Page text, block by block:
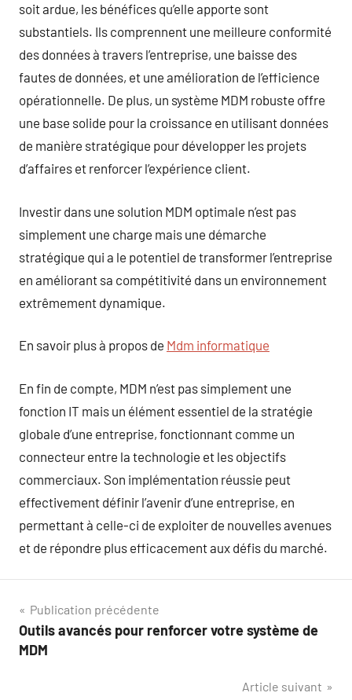
soit ardue, les bénéfices qu’elle apporte sont
substantiels. Ils comprennent une meilleure conformité
des données à travers l’entreprise, une baisse des
fautes de données, et une amélioration de l’efficience
opérationnelle. De plus, un système MDM robuste offre
une base solide pour la croissance en utilisant données
de manière stratégique pour développer les projets
d’affaires et renforcer l’expérience client.
Investir dans une solution MDM optimale n’est pas
simplement une charge mais une démarche
stratégique qui a le potentiel de transformer l’entreprise
en améliorant sa compétitivité dans un environnement
extrêmement dynamique.
En savoir plus à propos de Mdm informatique
En fin de compte, MDM n’est pas simplement une
fonction IT mais un élément essentiel de la stratégie
globale d’une entreprise, fonctionnant comme un
connecteur entre la technologie et les objectifs
commerciaux. Son implémentation réussie peut
effectivement définir l’avenir d’une entreprise, en
permettant à celle-ci de exploiter de nouvelles avenues
et de répondre plus efficacement aux défis du marché.
Navigation
de
Publication précédente
Outils avancés pour renforcer votre système de
MDM
Article suivant